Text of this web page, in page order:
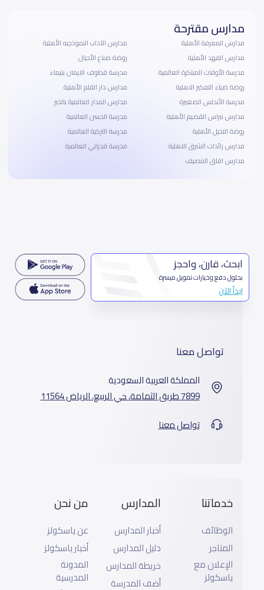
مدارس مقترحة
مدارس المعرفة الأهلية
مدارس الفهد الأهلية
مدرسة الأوقات المبتكرة العالمية
روضة ضياء التفكير الاهلية
مدرسة الأندلس الصغيرة
مدارس نبراس القصيم الأهلية
روضة النخيل الأهلية
مدارس رائدات الشرق الاهلية
مدارس افاق المصيف
مدارس الآداب النموذجيه الأهلية
روضة صناع الأجيال
مدرسة قطوف الايمان بتيماء
مدارس دار القلم الأهلية
مدارس المدار العالمية بالخبر
مدرسة الحسن العالمية
مدرسة التركية العالمية
مدرسة قدراتي العالمية
ابحث، قارن، واحجز
بحلول دفع وخيارات تمويل ميسرة
ابدأ الآن
تواصل معنا
المملكة العربية السعودية
7899 طريق الثمامة، حي الربيع، الرياض 11564
تواصل معنا
خدماتنا
الوظائف
المتاجر
الإعلان مع
ياسكولز
المدارس
أخبار المدارس
دليل المدارس
خريطة المدارس
أضف المدرسة
من نحن
عن ياسكولز
أخبار ياسكولز
المدونة
المدرسية